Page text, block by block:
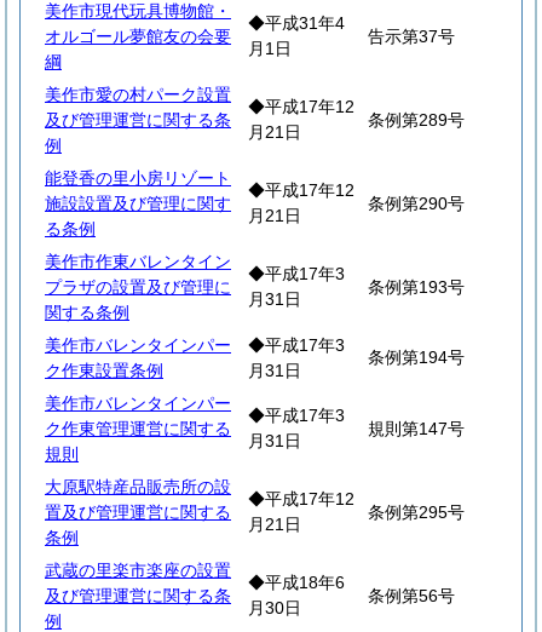
美作市現代玩具博物館・
オルゴール夢館友の会要
綱
◆平成31年4
月1日
告示第37号
美作市愛の村パーク設置
及び管理運営に関する条
例
◆平成17年12
月21日
条例第289号
能登香の里小房リゾート
施設設置及び管理に関す
る条例
◆平成17年12
月21日
条例第290号
美作市作東バレンタイン
プラザの設置及び管理に
関する条例
◆平成17年3
月31日
条例第193号
美作市バレンタインパー
ク作東設置条例
◆平成17年3
月31日
条例第194号
美作市バレンタインパー
ク作東管理運営に関する
規則
◆平成17年3
月31日
規則第147号
大原駅特産品販売所の設
置及び管理運営に関する
条例
◆平成17年12
月21日
条例第295号
武蔵の里楽市楽座の設置
及び管理運営に関する条
例
◆平成18年6
月30日
条例第56号